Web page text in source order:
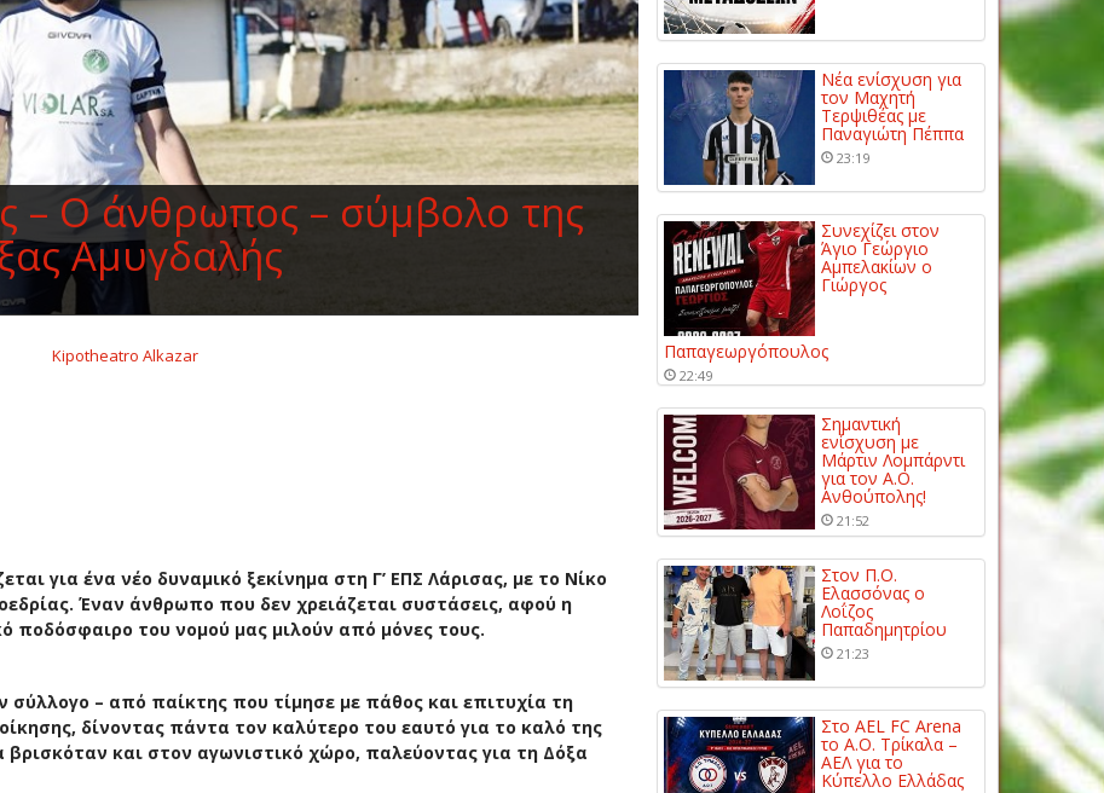
– Ο άνθρωπος – σύμβολο της
Αμυγδαλής
για ένα νέο δυναμικό ξεκίνημα στη Γ’ ΕΠΣ Λάρισας, με το Νίκο
Έναν άνθρωπο που δεν χρειάζεται συστάσεις, αφού η
ποδόσφαιρο του νομού μας μιλούν από μόνες τους.
– από παίκτης που τίμησε με πάθος και επιτυχία τη
δίνοντας πάντα τον καλύτερο του εαυτό για το καλό της
και στον αγωνιστικό χώρο, παλεύοντας για τη Δόξα
Νέα ενίσχυση για
τον Μαχητή
Τερψιθέας με
Παναγιώτη Πέππα
23:19
Συνεχίζει στον
Άγιο Γεώργιο
Αμπελακίων ο
Γιώργος
Παπαγεωργόπουλος
22:49
Σημαντική
ενίσχυση με
Μάρτιν Λομπάρντι
για τον Α.Ο.
Ανθούπολης!
21:52
Στον Π.Ο.
Ελασσόνας ο
Λοΐζος
Παπαδημητρίου
21:23
Στο AEL FC Arena
το Α.Ο. Τρίκαλα –
ΑΕΛ για το
Κύπελλο Ελλάδας